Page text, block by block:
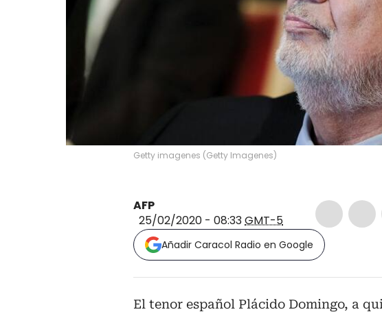
Getty imagenes (Getty Imagenes)
AFP
25/02/2020 - 08:33GMT-5
Añadir Caracol Radio en Google
El tenor español Plácido Domingo, a